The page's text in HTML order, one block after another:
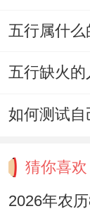
在这事儿
代相传的
煞 ；2026
尽量避开此
猜你喜欢
2026年农